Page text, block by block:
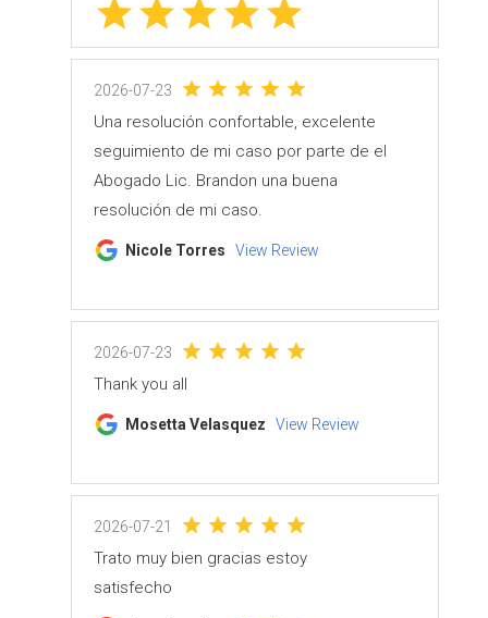
2026-07-23
Una resolución confortable, excelente
seguimiento de mi caso por parte de el
Abogado Lic. Brandon una buena
resolución de mi caso.
Nicole Torres View Review
2026-07-23
Thank you all
Mosetta Velasquez View Review
2026-07-21
Trato muy bien gracias estoy
satisfecho